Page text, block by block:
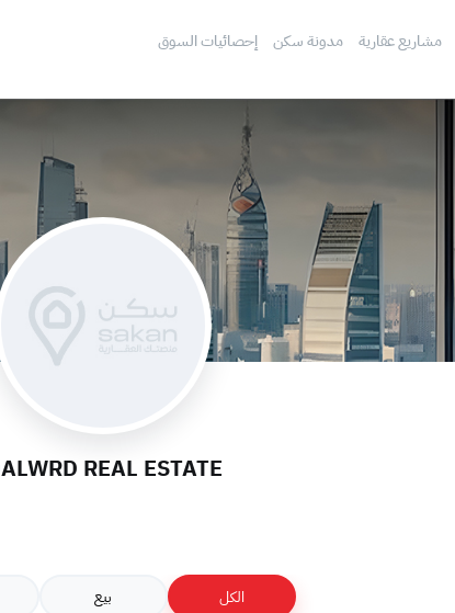
مشاريع عقارية مدونة سكن إحصائيات السوق
ALWRD REAL ESTATE
الكل بيع